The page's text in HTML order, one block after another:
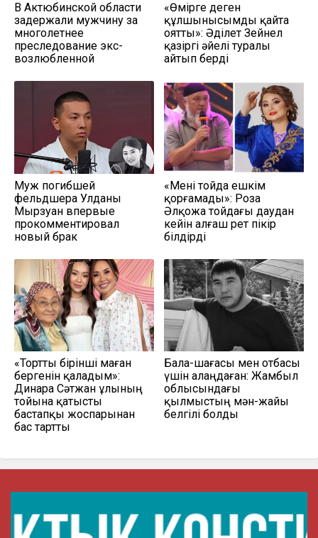
В Актюбинской области
задержали мужчину за
многолетнее
преследование экс-
возлюбленной
«Өмірге деген
құлшынысымды қайта
оятты»: Әділет Зейнел
қазіргі әйелі туралы
айтып берді
Муж погибшей
фельдшера Улданы
Мырзуан впервые
прокомментировал
новый брак
«Мені тойда ешкім
қорғамады»: Роза
Әлқожа тойдағы даудан
кейін алғаш рет пікір
білдірді
«Тортты бірінші маған
бергенін қаладым»:
Динара Сәтжан ұлының
тойына қатысты
бастапқы жоспарынан
бас тартты
Бала-шағасы мен отбасы
үшін алаңдаған: Жамбыл
облысындағы
қылмыстың мән-жайы
белгілі болды